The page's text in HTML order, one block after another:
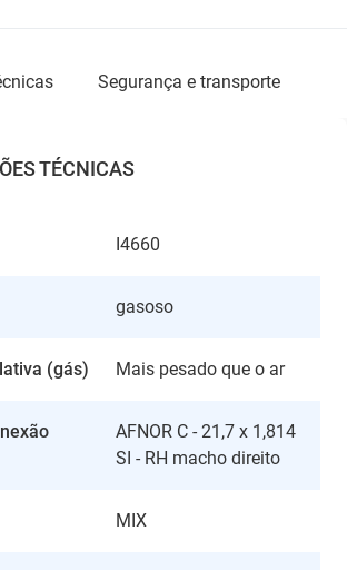
segurança e transporte
TÉCNICAS
I4660
gasoso
(gás) Mais pesado que o ar
AFNOR C - 21,7 x 1,814
SI - RH macho direito
MIX